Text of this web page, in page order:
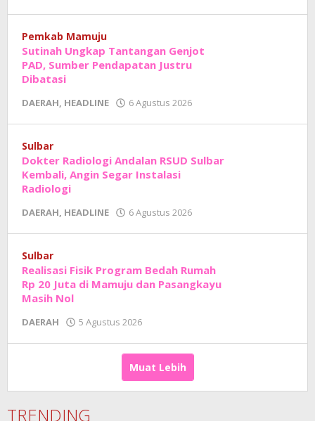
Junaedi
Pemkab Mamuju
Sutinah Ungkap Tantangan Genjot
PAD, Sumber Pendapatan Justru
Dibatasi
DAERAH, HEADLINE 6 Agustus 2026
Junaedi
Sulbar
Dokter Radiologi Andalan RSUD Sulbar
Kembali, Angin Segar Instalasi
Radiologi
DAERAH, HEADLINE 6 Agustus 2026
Junaedi
Sulbar
Realisasi Fisik Program Bedah Rumah
Rp 20 Juta di Mamuju dan Pasangkayu
Masih Nol
DAERAH 5 Agustus 2026
Junaedi
Sholat
Muat Lebih
TRENDING